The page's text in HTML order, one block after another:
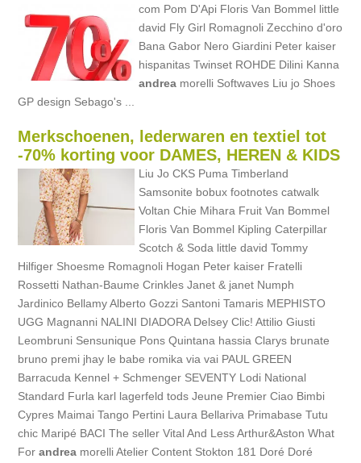
com Pom D'Api Floris Van Bommel little
david Fly Girl Romagnoli Zecchino d'oro
Bana Gabor Nero Giardini Peter kaiser
hispanitas Twinset ROHDE Dilini Kanna
andrea morelli Softwaves Liu jo Shoes
GP design Sebago's ...
Merkschoenen, lederwaren en textiel tot
-70% korting voor DAMES, HEREN & KIDS
Liu Jo CKS Puma Timberland
Samsonite bobux footnotes catwalk
Voltan Chie Mihara Fruit Van Bommel
Floris Van Bommel Kipling Caterpillar
Scotch & Soda little david Tommy
Hilfiger Shoesme Romagnoli Hogan Peter kaiser Fratelli
Rossetti Nathan-Baume Crinkles Janet & janet Numph
Jardinico Bellamy Alberto Gozzi Santoni Tamaris MEPHISTO
UGG Magnanni NALINI DIADORA Delsey Clic! Attilio Giusti
Leombruni Sensunique Pons Quintana hassia Clarys brunate
bruno premi jhay le babe romika via vai PAUL GREEN
Barracuda Kennel + Schmenger SEVENTY Lodi National
Standard Furla karl lagerfeld tods Jeune Premier Ciao Bimbi
Cypres Maimai Tango Pertini Laura Bellariva Primabase Tutu
chic Maripé BACI The seller Vital And Less Arthur&Aston What
Forandrea morelli Atelier Content Stokton 181 Doré Doré